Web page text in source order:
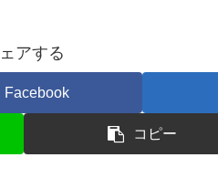
アする
Facebook
コピー